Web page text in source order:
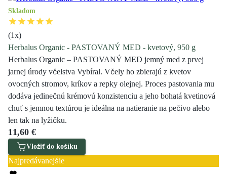
Skladom
(1x)
Herbalus Organic - PASTOVANÝ MED - kvetový, 950 g
Herbalus Organic – PASTOVANÝ MED jemný med z prvej
jarnej úrody včelstva Vybíral. Včely ho zbierajú z kvetov
ovocných stromov, kríkov a repky olejnej. Proces pastovania mu
dodáva jedinečnú krémovú konzistenciu a jeho bohatá kvetinová
chuť s jemnou textúrou je ideálna na natieranie na pečivo alebo
len tak na lyžičku.
11,60 €
Vložiť do košíku
Najpredávanejšie